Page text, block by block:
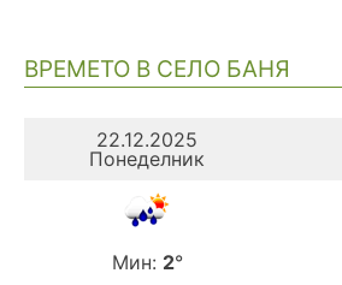
ВРЕМЕТО В СЕЛО БАНЯ
22.12.2025
Понеделник
Мин: 2°